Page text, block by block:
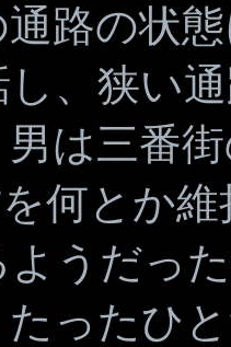
路の状
、狭い
は三番
何とか
ようだっ
ったひ